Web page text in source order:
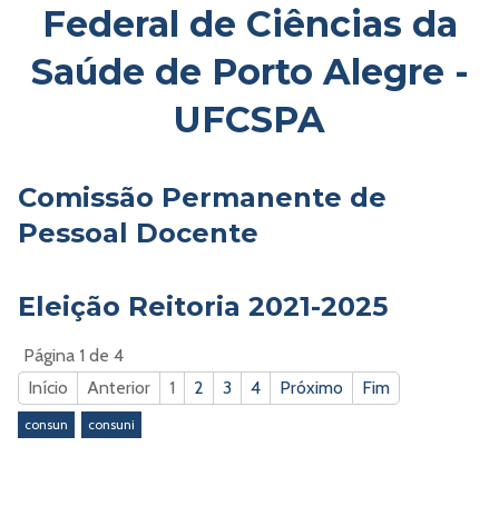
Federal de Ciências da
Saúde de Porto Alegre -
UFCSPA
Comissão Permanente de
Pessoal Docente
Eleição Reitoria 2021-2025
Página 1 de 4
Início
Anterior 1 2 3 4 Próximo Fim
consun consuni